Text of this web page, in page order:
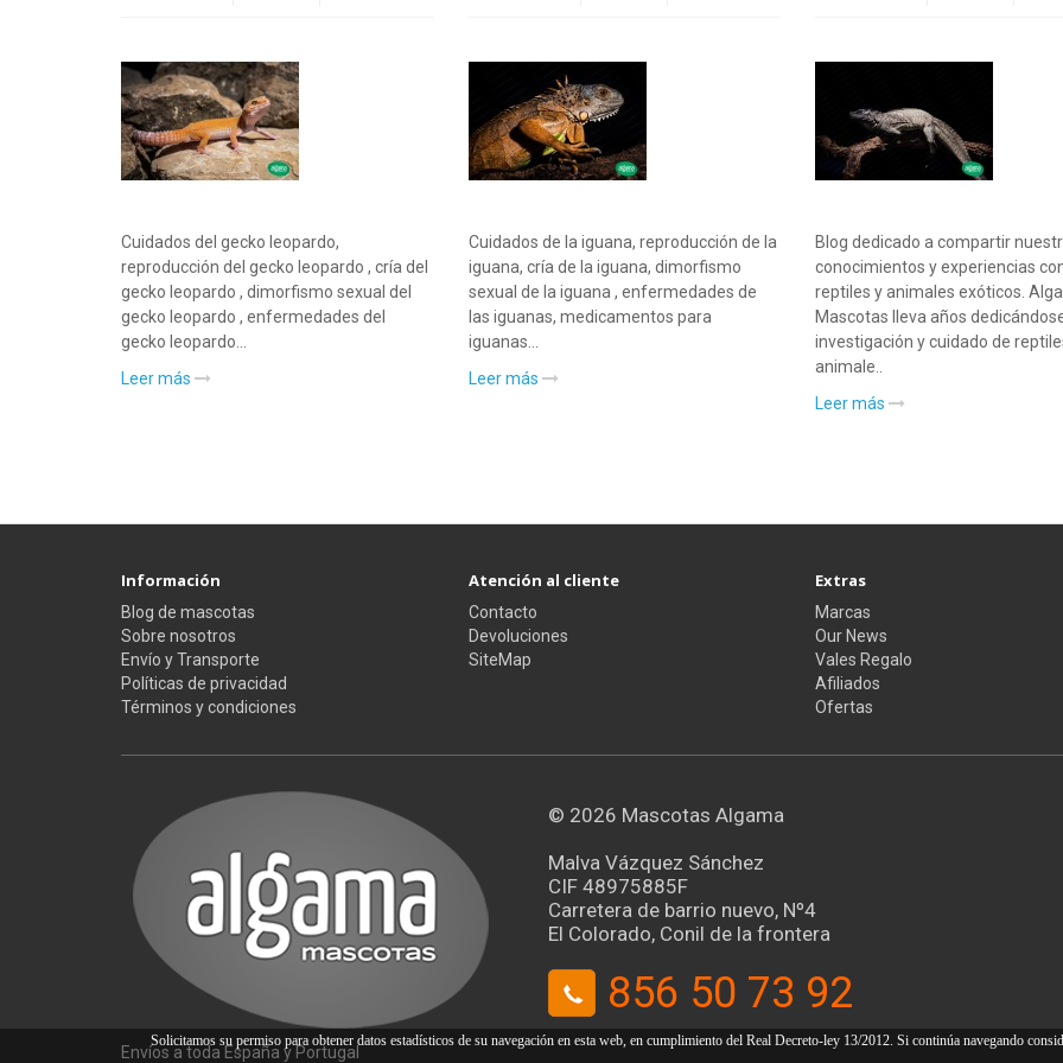
Cuidados del gecko leopardo,
reproducción del gecko leopardo , cría del
gecko leopardo , dimorfismo sexual del
gecko leopardo , enfermedades del
gecko leopardo...
Leer más
Cuidados de la iguana, reproducción de la
iguana, cría de la iguana, dimorfismo
sexual de la iguana , enfermedades de
las iguanas, medicamentos para
iguanas...
Leer más
Blog dedicado a compartir
conocimientos y experiencias
reptiles y animales exóticos.
Mascotas lleva años
investigación y cuidado de
animale..
Leer más
Información
Blog de mascotas
Sobre nosotros
Envío y Transporte
Políticas de privacidad
Términos y condiciones
Atención al cliente
Contacto
Devoluciones
SiteMap
Extras
Marcas
Our News
Vales Regalo
Afiliados
Ofertas
© 2026 Mascotas Algama
Malva Vázquez Sánchez
CIF 48975885F
Carretera de barrio nuevo, Nº4
El Colorado, Conil de la frontera
856 50 73 92
Envíos a toda España y Portugal
Solicitamos su permiso para obtener datos estadísticos de su navegación en esta web, en cumplimiento del Real Decreto-ley 13/2012. Si continúa navegando